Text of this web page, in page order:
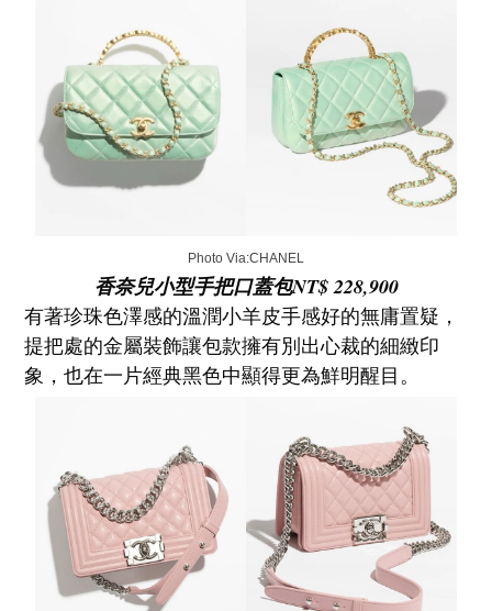
Photo Via:CHANEL
香奈兒小型手把口蓋包NT$ 228,900
有著珍珠色澤感的溫潤小羊皮手感好的無庸置疑，
提把處的金屬裝飾讓包款擁有別出心裁的細緻印
象，也在一片經典黑色中顯得更為鮮明醒目。